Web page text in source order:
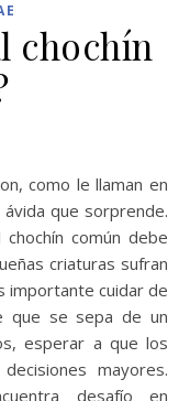
chochín
que sorprende.
común debe
criaturas sufran
importante cuidar de
que se sepa de un
esperar a que los
mayores.
desafío en